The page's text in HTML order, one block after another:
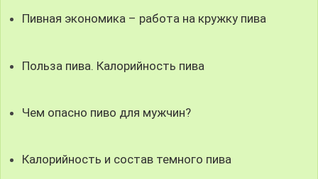
Пивная экономика – работа на кружку пива
Польза пива. Калорийность пива
Чем опасно пиво для мужчин?
Калорийность и состав темного пива